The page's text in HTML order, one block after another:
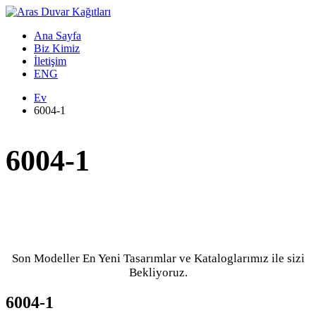
Ana Sayfa
Biz Kimiz
İletişim
ENG
Ev
6004-1
6004-1
Son Modeller En Yeni Tasarımlar ve Kataloglarımız ile sizi
Bekliyoruz.
6004-1